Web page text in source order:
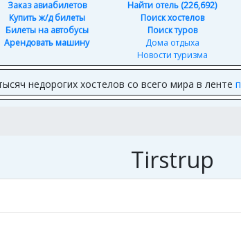
Заказ авиабилетов
Купить ж/д билеты
Билеты на автобусы
Арендовать машину
Найти отель (226,692)
Поиск хостелов
Поиск туров
Дома отдыха
Новости туризма
недорогих хостелов со всего мира в ленте
Tirstrup